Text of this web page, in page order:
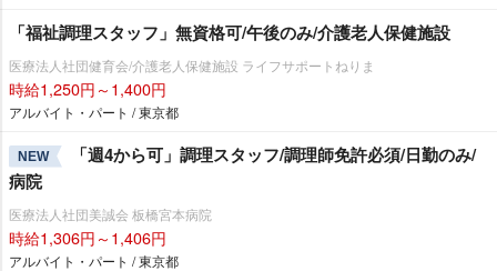
「福祉調理スタッフ」無資格可/午後のみ/介護老人保健施設
医療法人社団健育会/介護老人保健施設 ライフサポートねりま
時給1,250円～1,400円
アルバイト・パート / 東京都
NEW
「週4から可」調理スタッフ/調理師免許必須/日勤のみ/
病院
医療法人社団美誠会 板橋宮本病院
時給1,306円～1,406円
アルバイト・パート / 東京都